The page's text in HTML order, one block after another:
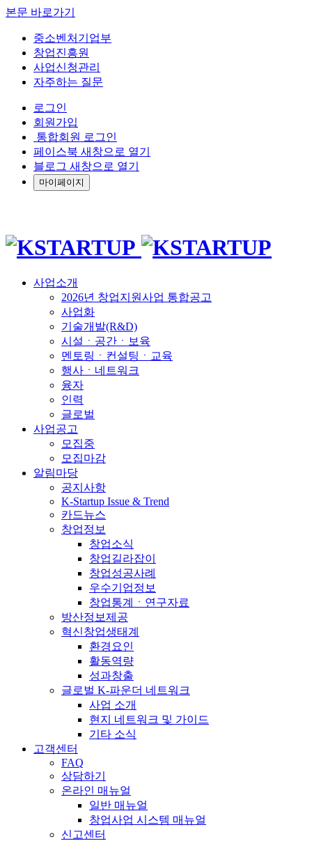
본문 바로가기
중소벤처기업부
창업진흥원
사업신청관리
자주하는 질문
로그인
회원가입
통합회원 로그인
페이스북 새창으로 열기
블로그 새창으로 열기
마이페이지
사업소개
2026년 창업지원사업 통합공고
사업화
기술개발(R&D)
시설ㆍ공간ㆍ보육
멘토링ㆍ컨설팅ㆍ교육
행사ㆍ네트워크
융자
인력
글로벌
사업공고
모집중
모집마감
알림마당
공지사항
K-Startup Issue & Trend
카드뉴스
창업정보
창업소식
창업길라잡이
창업성공사례
우수기업정보
창업통계ㆍ연구자료
방산정보제공
혁신창업생태계
환경요인
활동역량
성과창출
글로벌 K-파운더 네트워크
사업 소개
현지 네트워크 및 가이드
기타 소식
고객센터
FAQ
상담하기
온라인 매뉴얼
일반 매뉴얼
창업사업 시스템 매뉴얼
신고센터